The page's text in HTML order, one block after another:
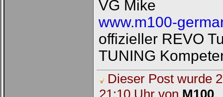
VG Mike
www.m100-
offizieller REVO
TUNING
Dieser Post wurde
21:10 Uhr von M100.